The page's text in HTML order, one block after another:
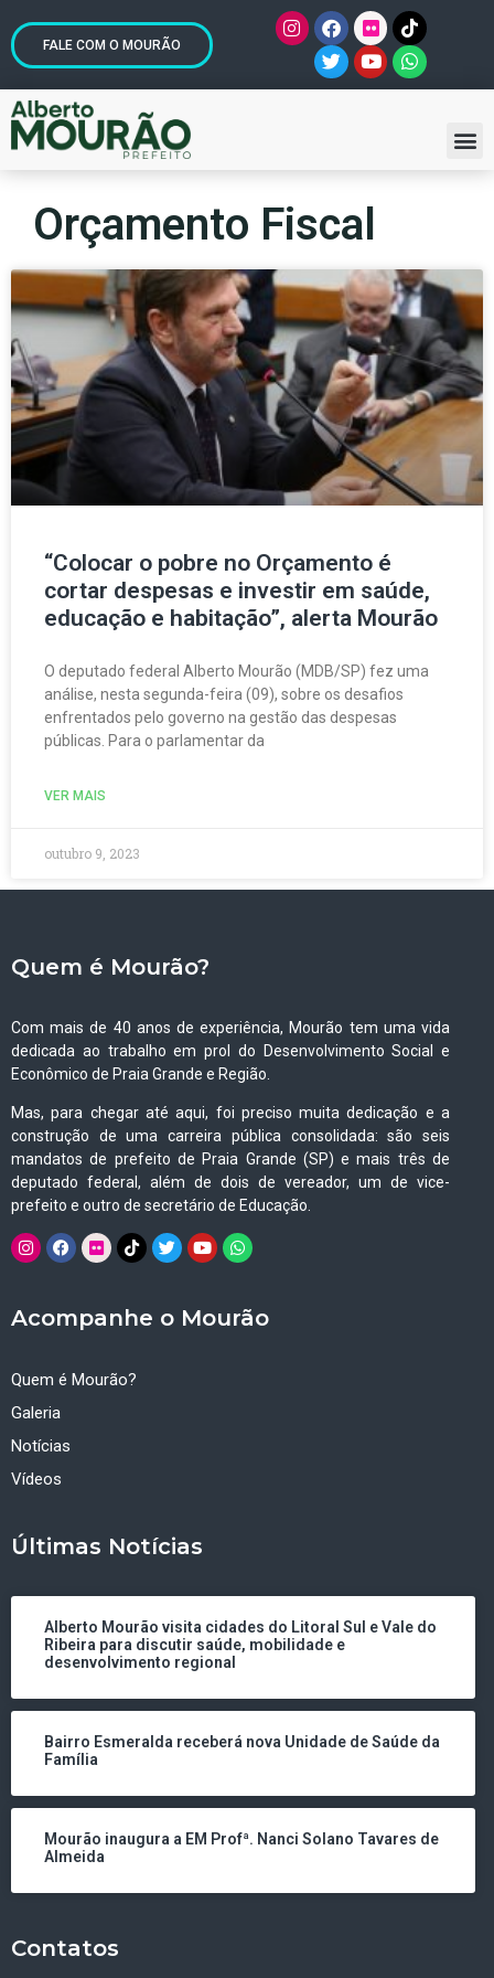
FALE COM O MOURÃO
Orçamento Fiscal
“Colocar o pobre no Orçamento é
cortar despesas e investir em saúde,
educação e habitação”, alerta Mourão
O deputado federal Alberto Mourão (MDB/SP) fez uma
análise, nesta segunda-feira (09), sobre os desafios
enfrentados pelo governo na gestão das despesas
públicas. Para o parlamentar da
VER MAIS
outubro 9, 2023
Quem é Mourão?
Com mais de 40 anos de experiência, Mourão tem uma vida
dedicada ao trabalho em prol do Desenvolvimento Social e
Econômico de Praia Grande e Região.
Mas, para chegar até aqui, foi preciso muita dedicação e a
construção de uma carreira pública consolidada: são seis
mandatos de prefeito de Praia Grande (SP) e mais três de
deputado federal, além de dois de vereador, um de vice-
prefeito e outro de secretário de Educação.
Acompanhe o Mourão
Quem é Mourão?
Galeria
Notícias
Vídeos
Últimas Notícias
Alberto Mourão visita cidades do Litoral Sul e Vale do
Ribeira para discutir saúde, mobilidade e
desenvolvimento regional
Bairro Esmeralda receberá nova Unidade de Saúde da
Família
Mourão inaugura a EM Profª. Nanci Solano Tavares de
Almeida
Contatos